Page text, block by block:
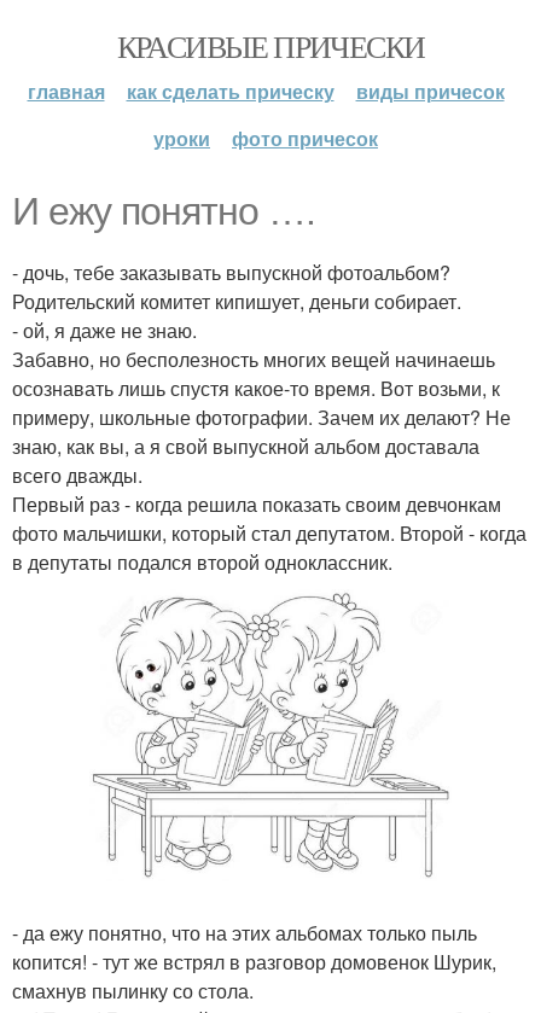
КРАСИВЫЕ ПРИЧЕСКИ
главная как сделать прическу
виды причесок
уроки
фото причесок
И ежу понятно ….
- дочь, тебе заказывать выпускной фотоальбом?
Родительский комитет кипишует, деньги собирает.
- ой, я даже не знаю.
Забавно, но бесполезность многих вещей начинаешь
осознавать лишь спустя какое-то время. Вот возьми, к
примеру, школьные фотографии. Зачем их делают? Не
знаю, как вы, а я свой выпускной альбом доставала
всего дважды.
Первый раз - когда решила показать своим девчонкам
фото мальчишки, который стал депутатом. Второй - когда
в депутаты подался второй одноклассник.
- да ежу понятно, что на этих альбомах только пыль
копится! - тут же встрял в разговор домовенок Шурик,
смахнув пылинку со стола.